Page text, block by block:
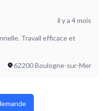
il y a 4 mois
Travail efficace et
62200 Boulogne-sur-Mer